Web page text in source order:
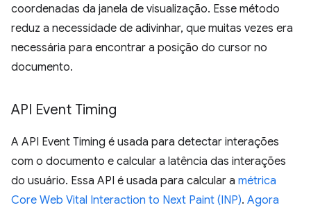
coordenadas da janela de visualização. Esse método
reduz a necessidade de adivinhar, que muitas vezes era
necessária para encontrar a posição do cursor no
documento.
API Event Timing
A API Event Timing é usada para detectar interações
com o documento e calcular a latência das interações
do usuário. Essa API é usada para calcular a métrica
Core Web Vital Interaction to Next Paint (INP). Agora